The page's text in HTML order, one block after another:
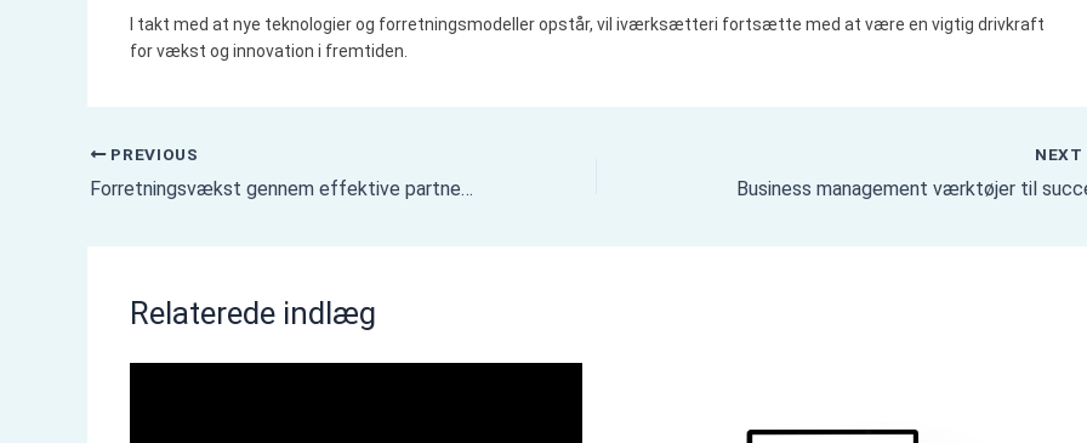
I takt med at nye teknologier og forretningsmodeller opstår, vil iværksætteri fortsætte med at være en vigtig drivkraft
for vækst og innovation i fremtiden.
PREVIOUS
Forretningsvækst gennem effektive partnerskaber
NEXT
Business management værktøjer til
Relaterede indlæg